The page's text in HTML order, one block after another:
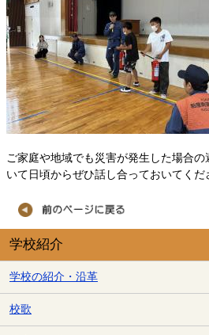
学校紹介
学校の紹介・沿革
校歌
ご家庭や地域でも災害が発生した場合
いて日頃からぜひ話し合っておいてくだ